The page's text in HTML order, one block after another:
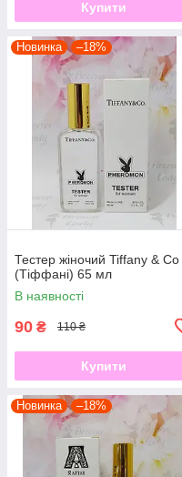
Купити
Новинка –18%
Тестер жіночий Tiffany & Co
(Тіффані) 65 мл
В наявності
90 ₴ 110 ₴
Купити
Новинка –18%